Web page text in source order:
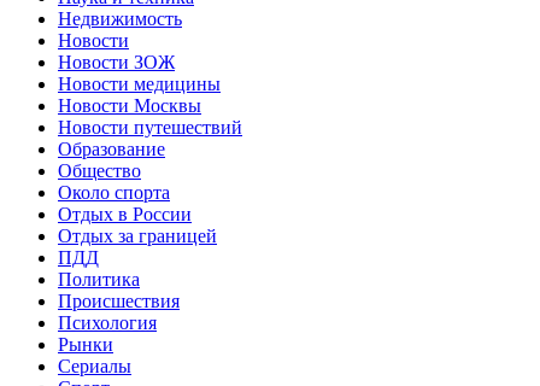
Недвижимость
Новости
Новости ЗОЖ
Новости медицины
Новости Москвы
Новости путешествий
Образование
Общество
Около спорта
Отдых в России
Отдых за границей
ПДД
Политика
Происшествия
Психология
Рынки
Сериалы